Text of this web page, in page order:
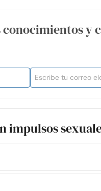
y
impulsos